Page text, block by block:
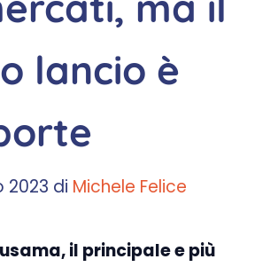
lancio è
2023 di Michele Felice
il principale e più